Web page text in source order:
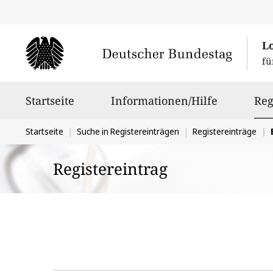
Startseite Informationen/Hilfe
Sie
befinden
sich
hier:
Startseite Suche in Registereinträgen Registereinträge
Registereintrag